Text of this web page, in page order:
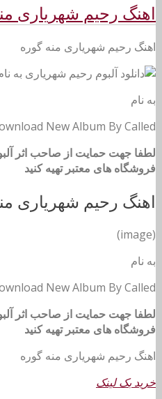
اهنگ رحیم شهریاری
اهنگ رحیم شهریاری منه گوره
به نام
New Album By Called
لطفا جهت حمایت از صاحب اثر
فروشگاه های معتبر تهیه کنید
اهنگ رحیم شهریاری
(image)
به نام
New Album By Called
لطفا جهت حمایت از صاحب اثر
فروشگاه های معتبر تهیه کنید
اهنگ رحیم شهریاری منه گوره
خرید بک لینک